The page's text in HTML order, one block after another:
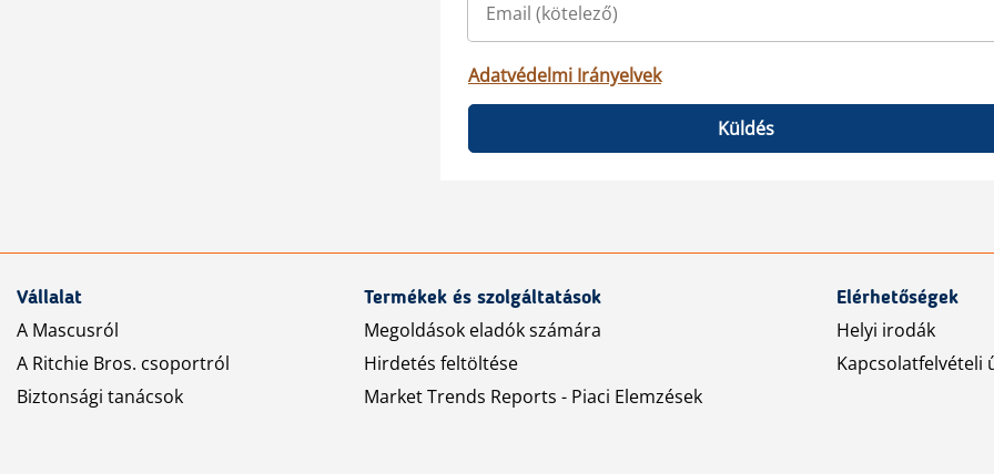
Adatvédelmi Irányelvek
Küldés
Vállalat
A Mascusról
A Ritchie Bros. csoportról
Biztonsági tanácsok
Termékek és szolgáltatások
Megoldások eladók számára
Hirdetés feltöltése
Market Trends Reports - Piaci Elemzések
Elérhetőségek
Helyi irodák
Kapcsolatfelvételi